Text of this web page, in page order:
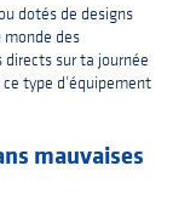
dotés de designs
monde des
sur ta journée
type d’équipement
mauvaises